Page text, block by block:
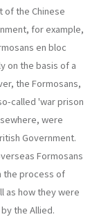
of the Chinese
for example,
en bloc
on the basis of a
the Formosans,
called 'war prison
were
Govern­ment.
Formosans
the process of
as how they were
the Allied.